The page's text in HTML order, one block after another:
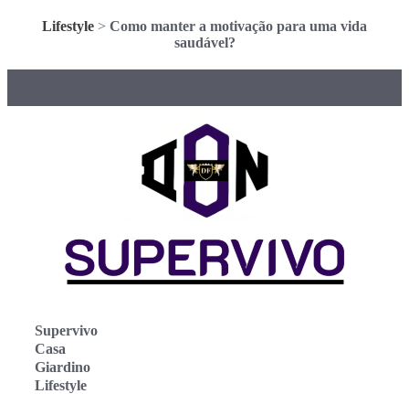
Lifestyle > Como manter a motivação para uma vida
saudável?
Supervivo
Casa
Giardino
Lifestyle